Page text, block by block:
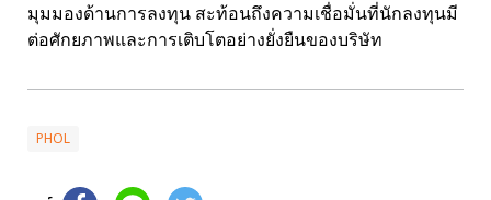
มุมมองด้านการลงทุน สะท้อนถึงความเชื่อมั่นที่นักลงทุนมี
ต่อศักยภาพและการเติบโตอย่างยั่งยืนของบริษัท
PHOL